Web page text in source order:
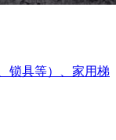
锁具等）、家用梯